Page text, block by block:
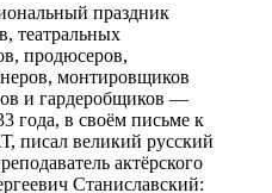
праздник
театральных
продюсеров,
монтировщиков
и гардеробщиков —
года, в своём письме к
писал великий русский
актёрского
Станиславский: